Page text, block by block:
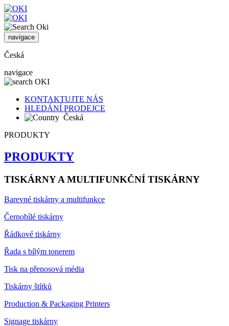
navigace
Česká
navigace
KONTAKTUJTE NÁS
HLEDÁNÍ PRODEJCE
Česká
PRODUKTY
PRODUKTY
TISKÁRNY A MULTIFUNKČNÍ TISKÁRNY
Barevné tiskárny a multifunkce
Černobílé tiskárny
Řádkové tiskárny
Řada s bílým tonerem
Tisk na přenosová média
Tiskárny štítků
Production & Packaging Printers
Signage tiskárny